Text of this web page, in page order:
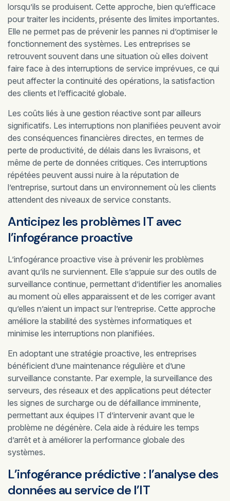
lorsqu’ils se produisent. Cette approche, bien qu’efficace
pour traiter les incidents, présente des limites importantes.
Elle ne permet pas de prévenir les pannes ni d’optimiser le
fonctionnement des systèmes. Les entreprises se
retrouvent souvent dans une situation où elles doivent
faire face à des interruptions de service imprévues, ce qui
peut affecter la continuité des opérations, la satisfaction
des clients et l’efficacité globale.
Les coûts liés à une gestion réactive sont par ailleurs
significatifs. Les interruptions non planifiées peuvent avoir
des conséquences financières directes, en termes de
perte de productivité, de délais dans les livraisons, et
même de perte de données critiques. Ces interruptions
répétées peuvent aussi nuire à la réputation de
l’entreprise, surtout dans un environnement où les clients
attendent des niveaux de service constants.
Anticipez les problèmes IT avec
l’infogérance proactive
L’infogérance proactive vise à prévenir les problèmes
avant qu’ils ne surviennent. Elle s’appuie sur des outils de
surveillance continue, permettant d’identifier les anomalies
au moment où elles apparaissent et de les corriger avant
qu’elles n’aient un impact sur l’entreprise. Cette approche
améliore la stabilité des systèmes informatiques et
minimise les interruptions non planifiées.
En adoptant une stratégie proactive, les entreprises
bénéficient d’une maintenance régulière et d’une
surveillance constante. Par exemple, la surveillance des
serveurs, des réseaux et des applications peut détecter
les signes de surcharge ou de défaillance imminente,
permettant aux équipes IT d’intervenir avant que le
problème ne dégénère. Cela aide à réduire les temps
d’arrêt et à améliorer la performance globale des
systèmes.
L’infogérance prédictive : l’analyse des
données au service de l’IT